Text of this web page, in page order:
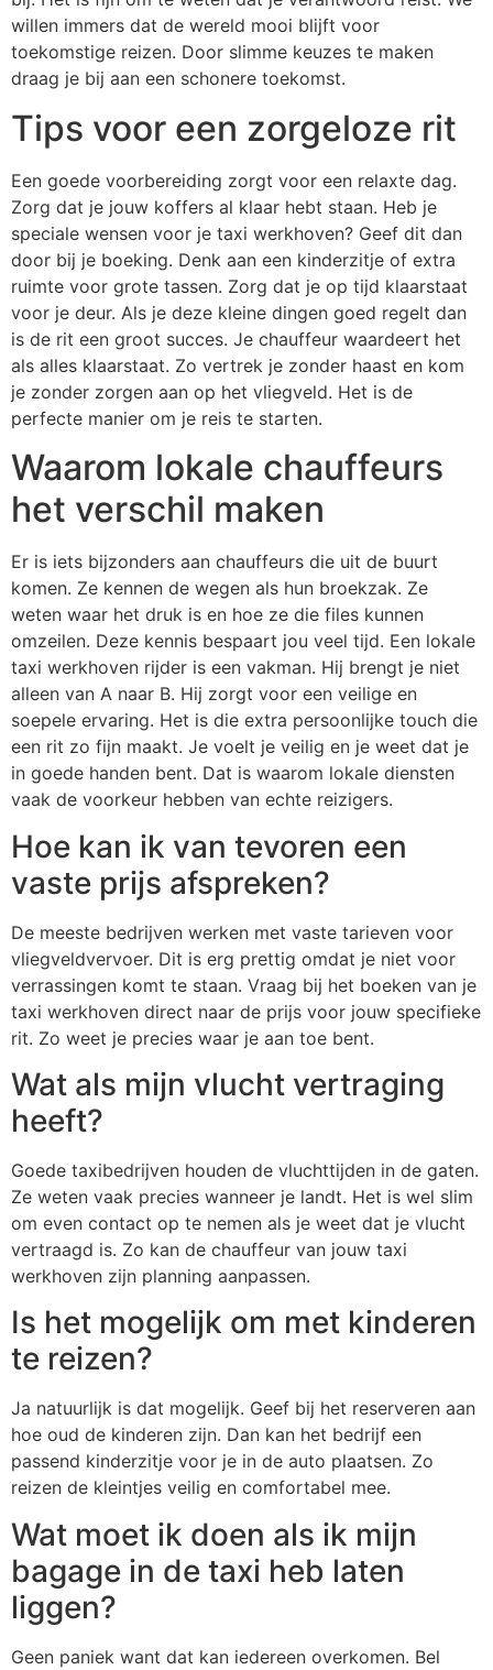
willen immers dat de wereld mooi blijft voor
toekomstige reizen. Door slimme keuzes te maken
draag je bij aan een schonere toekomst.
Tips voor een zorgeloze rit
Een goede voorbereiding zorgt voor een relaxte dag.
Zorg dat je jouw koffers al klaar hebt staan. Heb je
speciale wensen voor je taxi werkhoven? Geef dit dan
door bij je boeking. Denk aan een kinderzitje of extra
ruimte voor grote tassen. Zorg dat je op tijd klaarstaat
voor je deur. Als je deze kleine dingen goed regelt dan
is de rit een groot succes. Je chauffeur waardeert het
als alles klaarstaat. Zo vertrek je zonder haast en kom
je zonder zorgen aan op het vliegveld. Het is de
perfecte manier om je reis te starten.
Waarom lokale chauffeurs
het verschil maken
Er is iets bijzonders aan chauffeurs die uit de buurt
komen. Ze kennen de wegen als hun broekzak. Ze
weten waar het druk is en hoe ze die files kunnen
omzeilen. Deze kennis bespaart jou veel tijd. Een lokale
taxi werkhoven rijder is een vakman. Hij brengt je niet
alleen van A naar B. Hij zorgt voor een veilige en
soepele ervaring. Het is die extra persoonlijke touch die
een rit zo fijn maakt. Je voelt je veilig en je weet dat je
in goede handen bent. Dat is waarom lokale diensten
vaak de voorkeur hebben van echte reizigers.
Hoe kan ik van tevoren een
vaste prijs afspreken?
De meeste bedrijven werken met vaste tarieven voor
vliegveldvervoer. Dit is erg prettig omdat je niet voor
verrassingen komt te staan. Vraag bij het boeken van je
taxi werkhoven direct naar de prijs voor jouw specifieke
rit. Zo weet je precies waar je aan toe bent.
Wat als mijn vlucht vertraging
heeft?
Goede taxibedrijven houden de vluchttijden in de gaten.
Ze weten vaak precies wanneer je landt. Het is wel slim
om even contact op te nemen als je weet dat je vlucht
vertraagd is. Zo kan de chauffeur van jouw taxi
werkhoven zijn planning aanpassen.
Is het mogelijk om met kinderen
te reizen?
Ja natuurlijk is dat mogelijk. Geef bij het reserveren aan
hoe oud de kinderen zijn. Dan kan het bedrijf een
passend kinderzitje voor je in de auto plaatsen. Zo
reizen de kleintjes veilig en comfortabel mee.
Wat moet ik doen als ik mijn
bagage in de taxi heb laten
liggen?
Geen paniek want dat kan iedereen overkomen. Bel